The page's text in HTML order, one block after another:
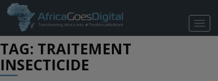
TAG: TRAITEMENT
INSECTICIDE